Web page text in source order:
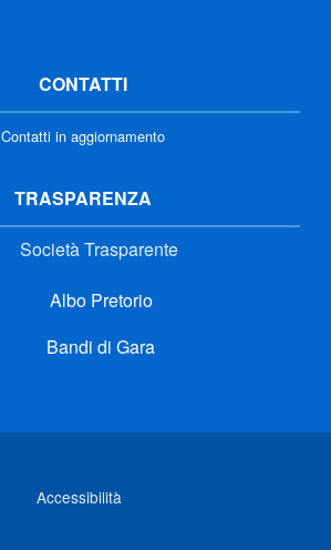
CONTATTI
Contatti in aggiornamento
TRASPARENZA
Società Trasparente
Albo Pretorio
Bandi di Gara
Accessibilità